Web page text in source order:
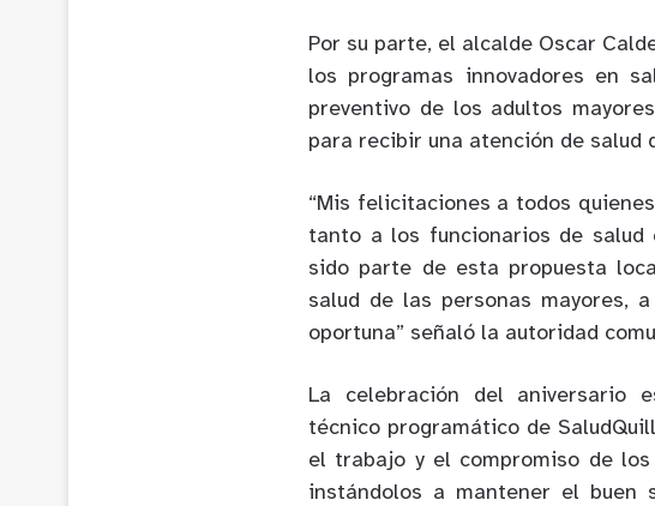
Por su parte, el alcalde Oscar
los programas innovadores en
preventivo de los adultos
para recibir una atención de salud
“Mis felicitaciones a todos
tanto a los funcionarios de salud
sido parte de esta propuesta
salud de las personas mayores,
oportuna” señaló la autoridad
La celebración del aniversario
técnico programático de
el trabajo y el compromiso de
instándolos a mantener el buen